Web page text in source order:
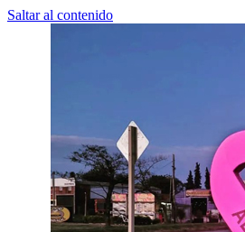
Saltar al contenido